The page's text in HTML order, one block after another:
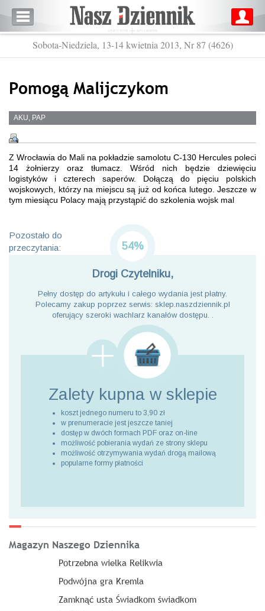
Sobota-Niedziela, 13-14 kwietnia 2013, Nr 87 (4626)
Pomogą Malijczykom
AKU, PAP
Z Wrocławia do Mali na pokładzie samolotu C-130 Hercules poleci
14 żołnierzy oraz tłumacz. Wśród nich będzie dziewięciu
logistyków i czterech saperów. Dołączą do pięciu polskich
wojskowych, którzy na miejscu są już od końca lutego. Jeszcze w
tym miesiącu Polacy mają przystąpić do szkolenia wojsk mal
Pozostało do
przeczytania:
54%
Drogi Czytelniku,
Pełny dostęp do artykułu i całego wydania jest płatny.
Polecamy zakup poprzez serwis: sklep.naszdziennik.pl
oferujący szeroki wachlarz kanałów dostępu. .
Zalety kupna w sklepie
koszt jednego numeru to 3,90 zł
w prenumeracie jest jeszcze taniej
dostęp w dwóch formach PDF oraz on-line
możliwość pobierania wydań ze strony sklepu
możliwość otrzymywania wydań drogą mailową
popularne formy płatności
Magazyn Naszego Dziennika
Potrzebna wielka Relikwia
Podwójna gra Kremla
Zamknąć usta Świadkom świadkom